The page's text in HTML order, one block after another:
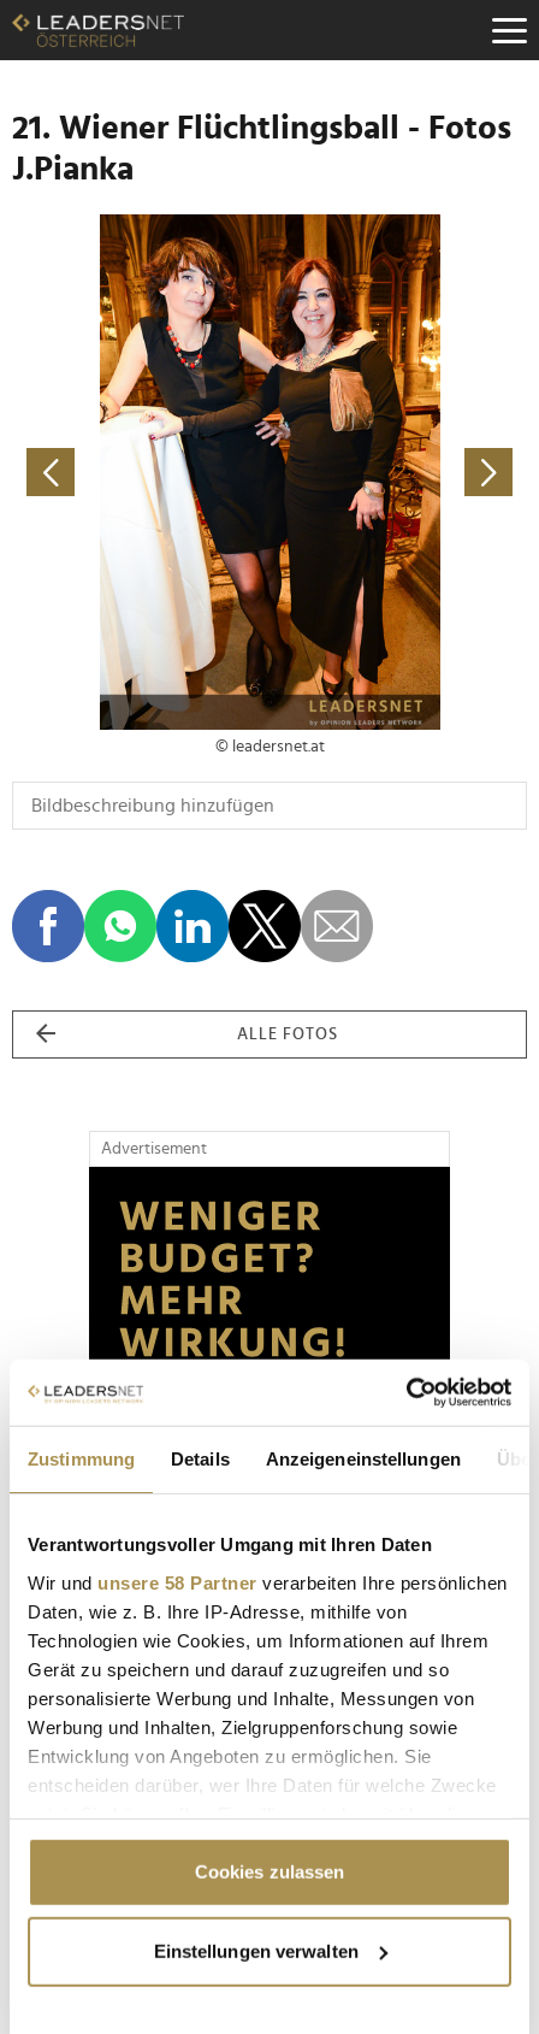
Zustimmung Details Anzeigeneinstellungen
Verantwortungsvoller Umgang mit Ihren Daten
Wir und unsere 58 Partner verarbeiten Ihre persönlichen
Daten, wie z. B. Ihre IP-Adresse, mithilfe von
Technologien wie Cookies, um Informationen auf Ihrem
Gerät zu speichern und darauf zuzugreifen und so
personalisierte Werbung und Inhalte, Messungen von
Werbung und Inhalten, Zielgruppenforschung sowie
Entwicklung von Angeboten zu ermöglichen. Sie
entscheiden darüber, wer Ihre Daten für welche Zwecke
Cookie-Erklärung oder durch Klicken auf das Privacy
Trigger Symbol ändern oder widerrufen
Informationen über Ihre geografische Lage
erfassen, welche bis auf einige Meter genau sein
Cookies zulassen
Einstellungen verwalten
Zum
Inhalt
Zur
Navigation
Zur
Hauptnavigation
21. Wiener Flüchtlingsball - Fotos
J.Pianka
© leadersnet.at
ALLE FOTOS
Advertisement